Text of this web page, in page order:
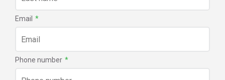
Email *
Phone number *